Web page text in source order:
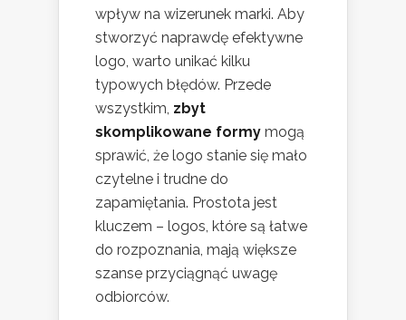
wpływ na wizerunek marki. Aby
stworzyć naprawdę efektywne
logo, warto unikać kilku
typowych błędów. Przede
wszystkim, zbyt
skomplikowane formy mogą
sprawić, że logo stanie się mało
czytelne i trudne do
zapamiętania. Prostota jest
kluczem – logos, które są łatwe
do rozpoznania, mają większe
szanse przyciągnąć uwagę
odbiorców.